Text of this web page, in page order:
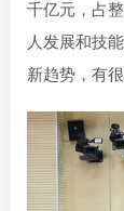
千亿元，占
人发展和技
新趋势，有